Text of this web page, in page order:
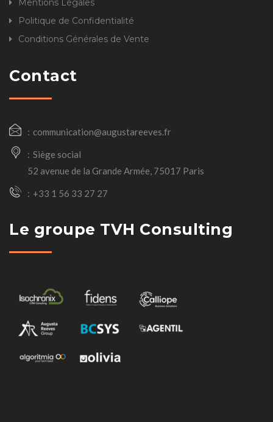
Mentions Légales
Politique de Confidentialité
Conditions Générales de Vente
Contact
communication@augustareeves.fr
Siège social
52 avenue de la Grande Armée, 75017 Paris
+33 1 56 33 27 27
Le groupe TVH Consulting